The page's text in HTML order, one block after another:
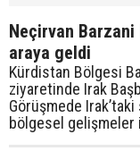
Neçirvan
araya geldi
Kürdistan Bölgesi
ziyaretinde Irak
Görüşmede
bölgesel gelişmeler